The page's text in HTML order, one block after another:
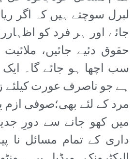
لبرل سوچتے ہیں کہ اگر
جائے اور ہر فرد کو
حقوق دئیے جائیں،
سب اچھا ہو جائے گا۔
ہے جو ناصرف عورت کیلئے
مرد کے لئے بھی؛صوفی ازم
میں کھو جانے سے دورِ
داری کے تمام مسائل نا